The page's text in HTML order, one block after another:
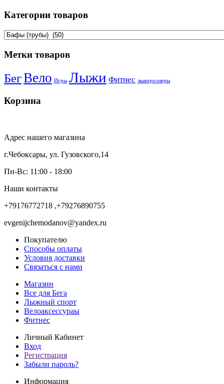
Категории товаров
Метки товаров
БегВело Игры Лыжи Фитнес лыжероллеры
Корзина
Адрес нашего магазина
г.Чебоксары, ул. Гузовского,14
Пн-Вс: 11:00 - 18:00
Наши контакты
+79176772718 ,+79276890755
evgenijchemodanov@yandex.ru
Покупателю
Способы оплаты
Условия доставки
Связаться с нами
Магазин
Все для Бега
Лыжный спорт
Велоаксессураы
Фитнес
Личный Кабинет
Вход
Регистрация
Забыли пароль?
Информация